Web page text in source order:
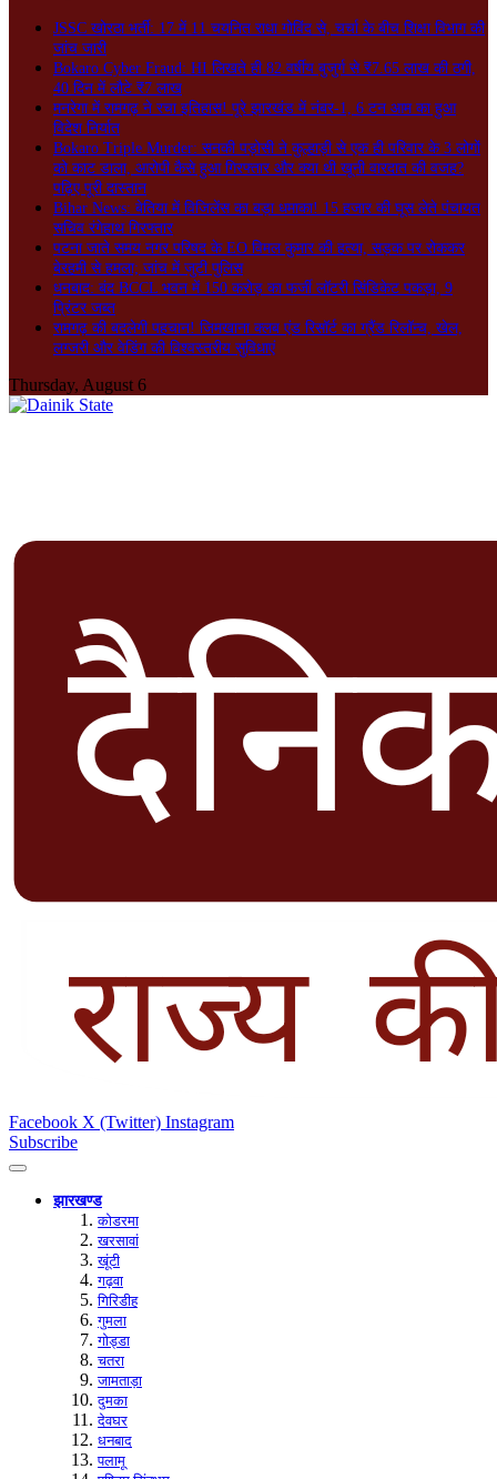
JSSC खोरठा भर्ती: 17 में 11 चयनित राधा गोविंद से, चर्चा के बीच शिक्षा विभाग की
जांच जारी
Bokaro Cyber Fraud: HI लिखते ही 82 वर्षीय बुजुर्ग से ₹7.65 लाख की ठगी,
40 दिन में लौटे ₹7 लाख
मनरेगा में रामगढ़ ने रचा इतिहास! पूरे झारखंड में नंबर-1, 6 टन आम का हुआ
विदेश निर्यात
Bokaro Triple Murder: सनकी पड़ोसी ने कुल्हाड़ी से एक ही परिवार के 3 लोगों
को काट डाला, आरोपी कैसे हुआ गिरफ्तार और क्या थी खूनी वारदात की वजह?
पढ़िए पूरी दास्तान
Bihar News: बेतिया में विजिलेंस का बड़ा धमाका! 15 हजार की घूस लेते पंचायत
सचिव रंगेहाथ गिरफ्तार
पटना जाते समय नगर परिषद के EO विमल कुमार की हत्या, सड़क पर रोककर
बेरहमी से हमला; जांच में जुटी पुलिस
धनबाद: बंद BCCL भवन में 150 करोड़ का फर्जी लॉटरी सिंडिकेट पकड़ा, 9
प्रिंटर जब्त
रामगढ़ की बदलेगी पहचान! जिमखाना क्लब एंड रिसॉर्ट का ग्रैंड रिलॉन्च, खेल,
लग्जरी और वेडिंग की विश्वस्तरीय सुविधाएं
Thursday, August 6
Facebook X (Twitter) Instagram
Subscribe
झारखण्ड
कोडरमा
खरसावां
खूंटी
गढ़वा
गिरिडीह
गुमला
गोड्डा
चतरा
जामताड़ा
दुमका
देवघर
धनबाद
पलामू